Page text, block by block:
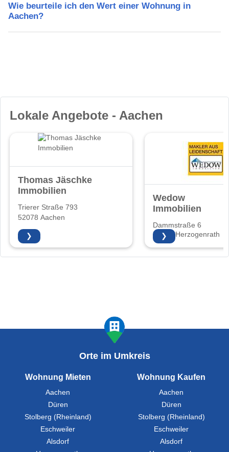
Wie beurteile ich den Wert einer Wohnung in
Aachen?
Lokale Angebote - Aachen
Thomas Jäschke
Immobilien
Trierer Straße 793
52078 Aachen
❯
Wedow
Immobilien
Dammstraße 6
52134 Herzogenrath
❯
Orte im Umkreis
Wohnung Mieten
Aachen
Düren
Stolberg (Rheinland)
Eschweiler
Alsdorf
Wohnung Kaufen
Aachen
Düren
Stolberg (Rheinland)
Eschweiler
Alsdorf